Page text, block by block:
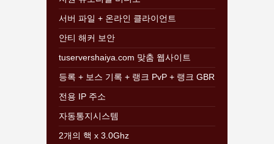
서버 파일 + 온라인 클라이언트
안티 해커 보안
tuservershaiya.com 맞춤 웹사이트
등록 + 보스 기록 + 랭크 PvP + 랭크 GBR
전용 IP 주소
자동통지시스템
2개의 핵 x 3.0Ghz